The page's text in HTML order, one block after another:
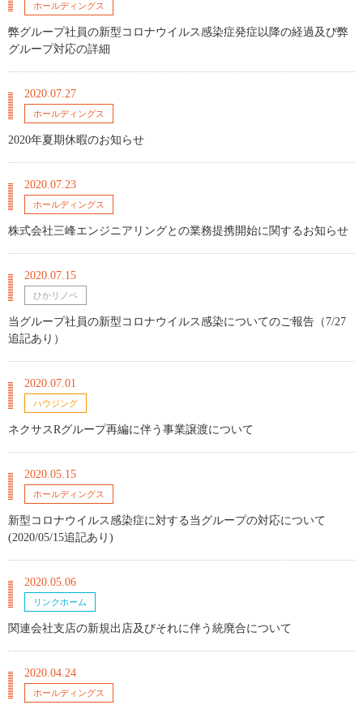
ホールディングス
弊グループ社員の新型コロナウイルス感染症発症以降の経過及び弊
グループ対応の詳細
2020.07.27
ホールディングス
2020年夏期休暇のお知らせ
2020.07.23
ホールディングス
株式会社三峰エンジニアリングとの業務提携開始に関するお知らせ
2020.07.15
ひかリノベ
当グループ社員の新型コロナウイルス感染についてのご報告（7/27
追記あり）
2020.07.01
ハウジング
ネクサスRグループ再編に伴う事業譲渡について
2020.05.15
ホールディングス
新型コロナウイルス感染症に対する当グループの対応について
(2020/05/15追記あり)
2020.05.06
リンクホーム
関連会社支店の新規出店及びそれに伴う統廃合について
2020.04.24
ホールディングス